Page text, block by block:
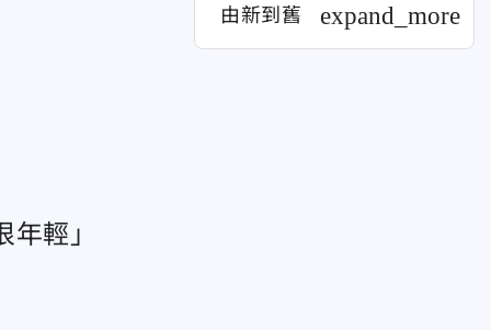
由新到舊 expand_more
輕」